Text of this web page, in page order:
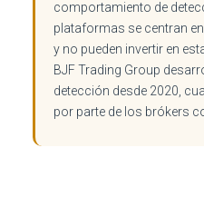
comportamiento de
plataformas se centran
y no pueden invertir en
BJF Trading Group
detección desde 2020,
por parte de los brókers